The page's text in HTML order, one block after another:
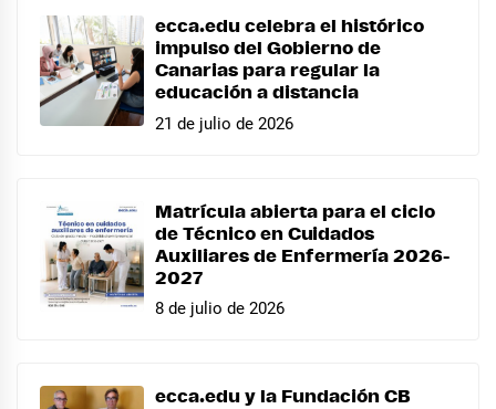
ecca.edu celebra el histórico
impulso del Gobierno de
Canarias para regular la
educación a distancia
21 de julio de 2026
Matrícula abierta para el ciclo
de Técnico en Cuidados
Auxiliares de Enfermería 2026-
2027
8 de julio de 2026
ecca.edu y la Fundación CB